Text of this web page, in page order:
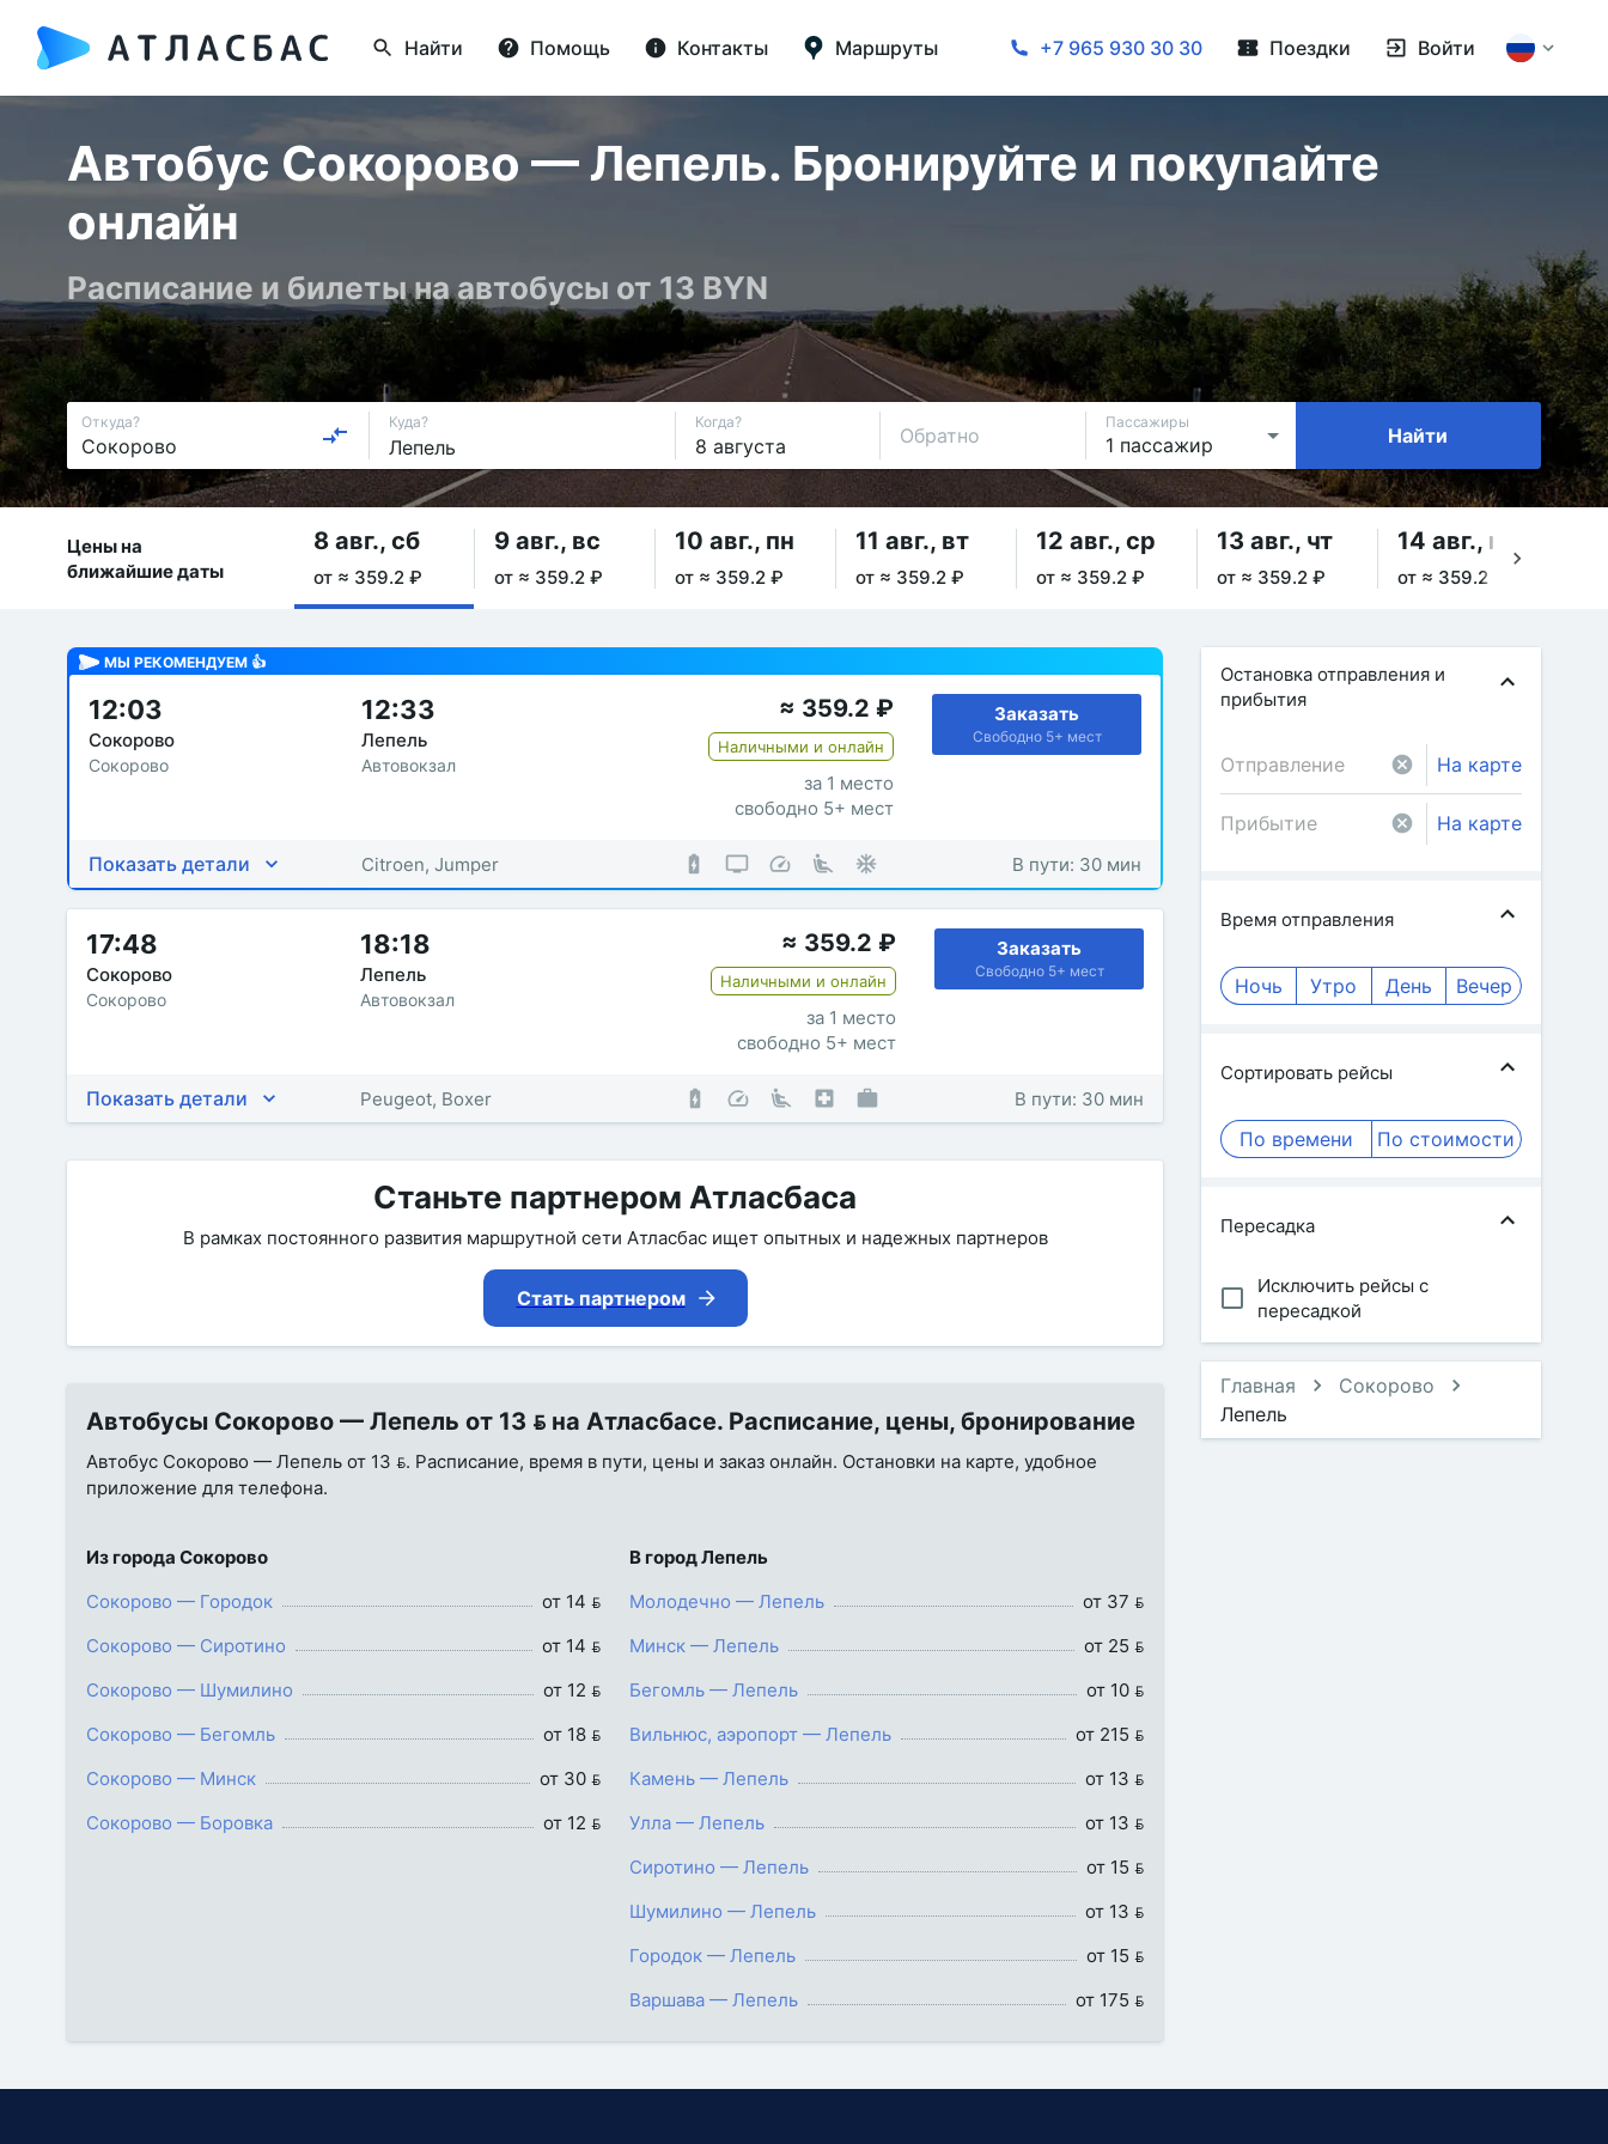
Найти Помощь Контакты Маршруты +7 965 930 30 30 Поездки Войти
Автобус Сокорово — Лепель. Бронируйте и покупайте
онлайн
Расписание и билеты на автобусы от 13 BYN
Откуда? Куда? Когда?
Обратно
Пассажиры
Найти
Цены на
ближайшие даты
8 авг., сб
от ≈ 359.2 ₽
9 авг., вс
от ≈ 359.2 ₽
10 авг., пн
от ≈ 359.2 ₽
11 авг., вт
от ≈ 359.2 ₽
12 авг., ср
от ≈ 359.2 ₽
13 авг., чт
от ≈ 359.2 ₽
14 авг., пт
от ≈ 359.2 ₽
МЫ РЕКОМЕНДУЕМ 👍
12:03
Сокорово
Сокорово
12:33
Лепель
Автовокзал
≈ 359.2 ₽
Наличными и онлайн
за 1 место
свободно 5+ мест
Заказать
Свободно 5+ мест
Показать детали Citroen, Jumper В пути: 30 мин
17:48
Сокорово
Сокорово
18:18
Лепель
Автовокзал
≈ 359.2 ₽
Наличными и онлайн
за 1 место
свободно 5+ мест
Заказать
Свободно 5+ мест
Показать детали Peugeot, Boxer В пути: 30 мин
Станьте партнером Атласбаса
В рамках постоянного развития маршрутной сети Атласбас ищет опытных и надежных партнеров
Стать партнером
Автобусы Сокорово — Лепель от 13  на Атласбасе. Расписание, цены, бронирование
Автобус Сокорово — Лепель от 13 . Расписание, время в пути, цены и заказ онлайн. Остановки на карте, удобное
приложение для телефона.
Из города Сокорово
Сокорово — Городок
от 14 
Сокорово — Сиротино
от 14 
Сокорово — Шумилино
от 12 
Сокорово — Бегомль
от 18 
Сокорово — Минск
от 30 
Сокорово — Боровка
от 12 
В город Лепель
Молодечно — Лепель
от 37 
Минск — Лепель
от 25 
Бегомль — Лепель
от 10 
Вильнюс, аэропорт — Лепель
от 215 
Камень — Лепель
от 13 
Улла — Лепель
от 13 
Сиротино — Лепель
от 15 
Шумилино — Лепель
от 13 
Городок — Лепель
от 15 
Варшава — Лепель
от 175 
Остановка отправления и
прибытия
На карте
На карте
Время отправления
Ночь Утро День Вечер
Сортировать рейсы
По времени По стоимости
Пересадка
Исключить рейсы с
пересадкой
Главная
Сокорово
Лепель